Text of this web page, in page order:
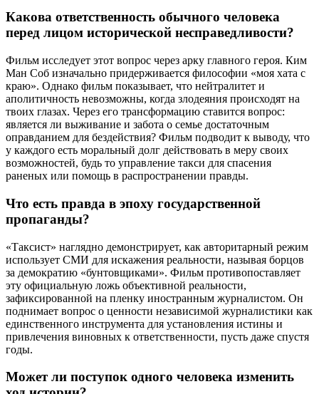
Какова ответственность обычного человека
перед лицом исторической несправедливости?
Фильм исследует этот вопрос через арку главного героя. Ким
Ман Соб изначально придерживается философии «моя хата с
краю». Однако фильм показывает, что нейтралитет и
аполитичность невозможны, когда злодеяния происходят на
твоих глазах. Через его трансформацию ставится вопрос:
является ли выживание и забота о семье достаточным
оправданием для бездействия? Фильм подводит к выводу, что
у каждого есть моральный долг действовать в меру своих
возможностей, будь то управление такси для спасения
раненых или помощь в распространении правды.
Что есть правда в эпоху государственной
пропаганды?
«Таксист» наглядно демонстрирует, как авторитарный режим
использует СМИ для искажения реальности, называя борцов
за демократию «бунтовщиками». Фильм противопоставляет
эту официальную ложь объективной реальности,
зафиксированной на пленку иностранным журналистом. Он
поднимает вопрос о ценности независимой журналистики как
единственного инструмента для установления истины и
привлечения виновных к ответственности, пусть даже спустя
годы.
Может ли поступок одного человека изменить